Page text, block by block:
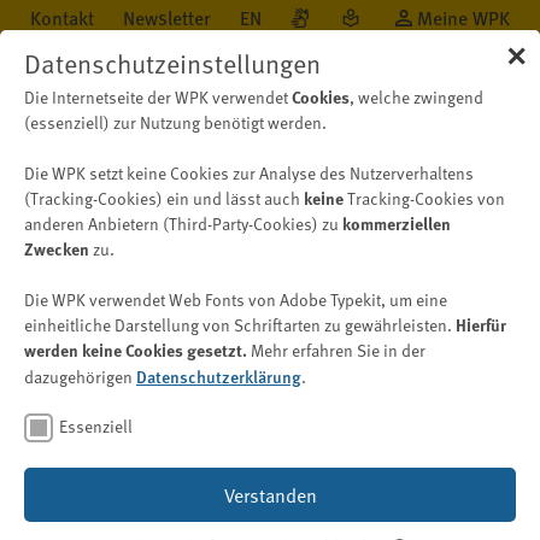
Kontakt Newsletter EN Meine WPK
Öffentlichkeit Neu auf WPK.de Nachricht
Fachwirt/-in
Wirtschaftsprüfung (WPK)
Hinweise und Merkblatt
aktualisiert
10. Januar 2025
✕
Datenschutzeinstellungen
Die Internetseite der WPK verwendetCookies, welche zwingend
(essenziell) zur Nutzung benötigt werden.
Die WPK setzt keine Cookies zur Analyse des Nutzerverhaltens
(Tracking-Cookies) ein und lässt auch keineTracking-Cookies von
anderen Anbietern (Third-Party-Cookies) zu kommerziellen
Zwecken zu.
Die WPK verwendet Web Fonts von Adobe Typekit, um eine
einheitliche Darstellung von Schriftarten zu gewährleisten. Hierfür
werden keine Cookies gesetzt. Mehr erfahren Sie in der
dazugehörigen Datenschutzerklärung.
Essenziell
Verstanden